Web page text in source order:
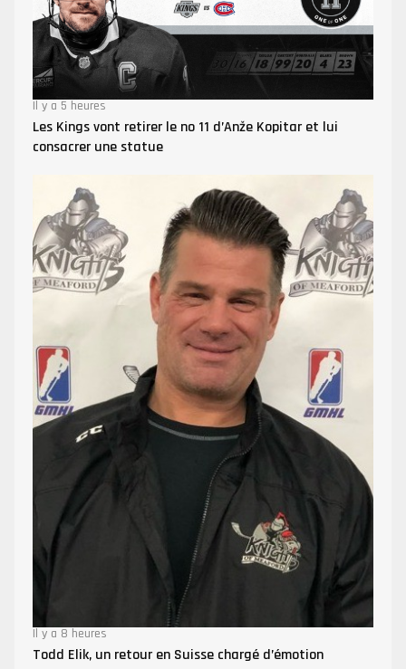
Il y a 5 heures
Les Kings vont retirer le no 11 d’Anže Kopitar et lui
consacrer une statue
Il y a 8 heures
Todd Elik, un retour en Suisse chargé d’émotion